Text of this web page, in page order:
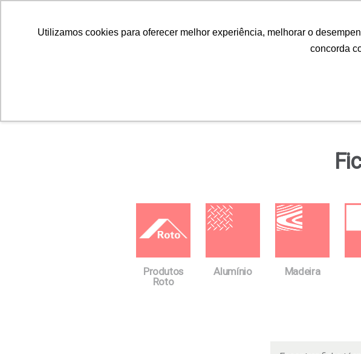
Utilizamos cookies para oferecer melhor experiência, melhorar o
concorda
Produtos
Roto
Alumínio Madeira